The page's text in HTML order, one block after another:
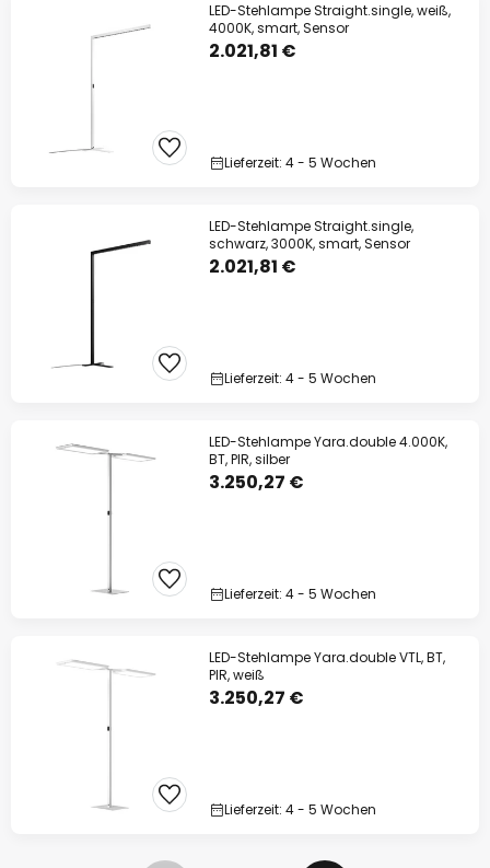
LED-Stehlampe Straight.single, weiß,
4000K, smart, Sensor
2.021,81 €
Lieferzeit: 4 - 5 Wochen
LED-Stehlampe Straight.single,
schwarz, 3000K, smart, Sensor
2.021,81 €
Lieferzeit: 4 - 5 Wochen
LED-Stehlampe Yara.double 4.000K,
BT, PIR, silber
3.250,27 €
Lieferzeit: 4 - 5 Wochen
LED-Stehlampe Yara.double VTL, BT,
PIR, weiß
3.250,27 €
Lieferzeit: 4 - 5 Wochen